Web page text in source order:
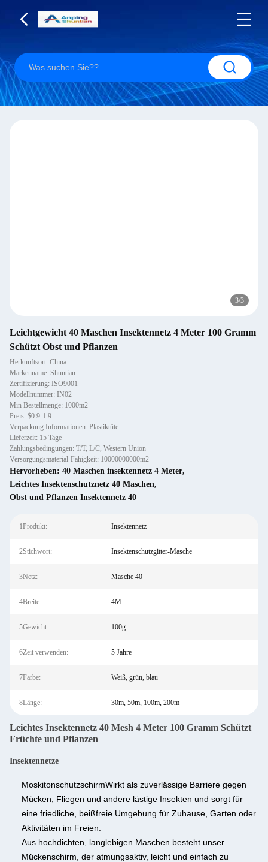
3/3
Leichtgewicht 40 Maschen Insektennetz 4 Meter 100 Gramm
Schützt Obst und Pflanzen
Herkunftsort: China
Markenname: Shuntian
Zertifizierung: ISO9001
Modellnummer: IN02
Min Bestellmenge: 1000m2
Preis: $0.9-1.9
Verpackung Informationen: Plastiktüte
Lieferzeit: 15 Tage
Zahlungsbedingungen: T/T, L/C, Western Union
Versorgungsmaterial-Fähigkeit: 10000000000m2
Hervorheben: 40 Maschen insektennetz 4 Meter,
Leichtes Insektenschutznetz 40 Maschen,
Obst und Pflanzen Insektennetz 40
1Produkt: Insektennetz
2Stichwort: Insektenschutzgitter-Masche
3Netz: Masche 40
4Breite: 4M
5Gewicht: 100g
6Zeit verwenden: 5 Jahre
7Farbe: Weiß, grün, blau
8Länge: 30m, 50m, 100m, 200m
Leichtes Insektennetz 40 Mesh 4 Meter 100 Gramm Schützt
Früchte und Pflanzen
Insektennetze
MoskitonschutzschirmWirkt als zuverlässige Barriere gegen
Mücken, Fliegen und andere lästige Insekten und sorgt für
eine friedliche, beißfreie Umgebung für Zuhause, Garten oder
Aktivitäten im Freien.
Aus hochdichten, langlebigen Maschen besteht unser
Mückenschirm, der atmungsaktiv, leicht und einfach zu